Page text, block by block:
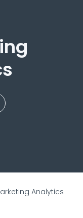
Analytics